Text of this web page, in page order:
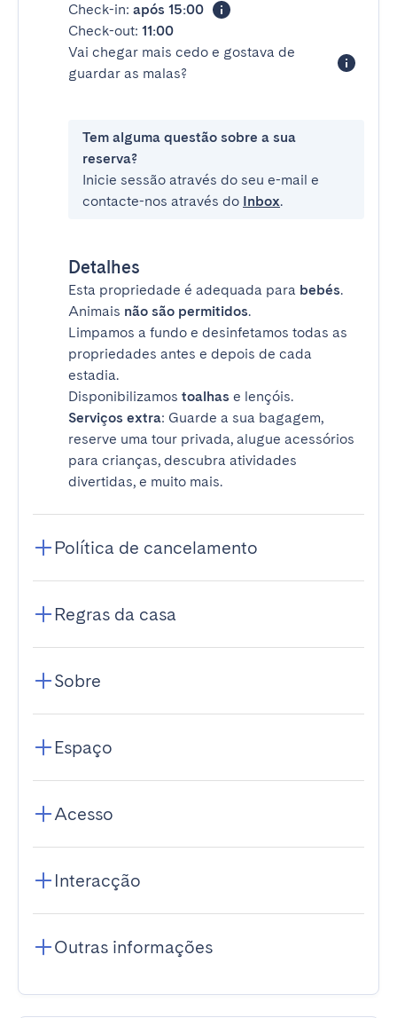
Check-in: após 15:00
Check-out: 11:00
Vai chegar mais cedo e gostava de
guardar as malas?
Tem alguma questão sobre a sua
reserva?
Inicie sessão através do seu e-mail e
contacte-nos através do Inbox.
Detalhes
Esta propriedade é adequada para bebés.
Animais não são permitidos.
Limpamos a fundo e desinfetamos todas as
propriedades antes e depois de cada
estadia.
Disponibilizamos toalhas e lençóis.
Serviços extra: Guarde a sua bagagem,
reserve uma tour privada, alugue acessórios
para crianças, descubra atividades
divertidas, e muito mais.
Política de cancelamento
Regras da casa
Sobre
Espaço
Acesso
Interacção
Outras informações